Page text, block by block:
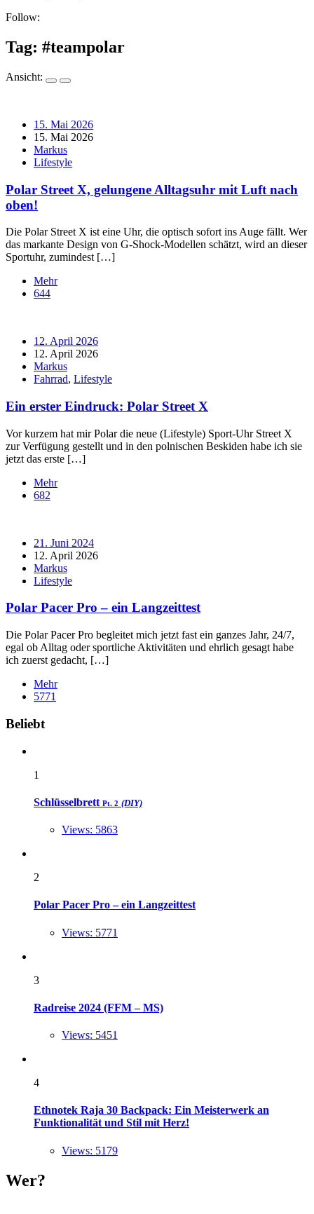
Follow:
Tag: #teampolar
Ansicht:
15. Mai 2026
15. Mai 2026
Markus
Lifestyle
Polar Street X, gelungene Alltagsuhr mit Luft nach
oben!
Die Polar Street X ist eine Uhr, die optisch sofort ins Auge fällt. Wer
das markante Design von G-Shock-Modellen schätzt, wird an dieser
Sportuhr, zumindest […]
Mehr
644
12. April 2026
12. April 2026
Markus
Fahrrad, Lifestyle
Ein erster Eindruck: Polar Street X
Vor kurzem hat mir Polar die neue (Lifestyle) Sport-Uhr Street X
zur Verfügung gestellt und in den polnischen Beskiden habe ich sie
jetzt das erste […]
Mehr
682
21. Juni 2024
12. April 2026
Markus
Lifestyle
Polar Pacer Pro – ein Langzeittest
Die Polar Pacer Pro begleitet mich jetzt fast ein ganzes Jahr, 24/7,
egal ob Alltag oder sportliche Aktivitäten und ehrlich gesagt habe
ich zuerst gedacht, […]
Mehr
5771
Widgets
Beliebt
1
Schlüsselbrett Pt. 2 (DIY)
Views: 5863
2
Polar Pacer Pro – ein Langzeittest
Views: 5771
3
Radreise 2024 (FFM – MS)
Views: 5451
4
Ethnotek Raja 30 Backpack: Ein Meisterwerk an
Funktionalität und Stil mit Herz!
Views: 5179
Wer?